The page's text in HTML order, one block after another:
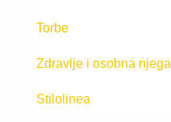
Torbe
Zdravlje i osobna njega
Stilolinea